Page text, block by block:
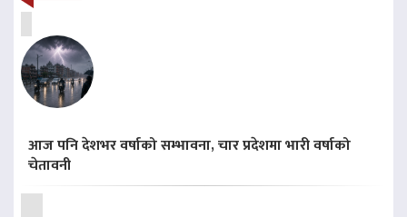
आज पनि देशभर वर्षाको सम्भावना, चार प्रदेशमा भारी वर्षाको
चेतावनी